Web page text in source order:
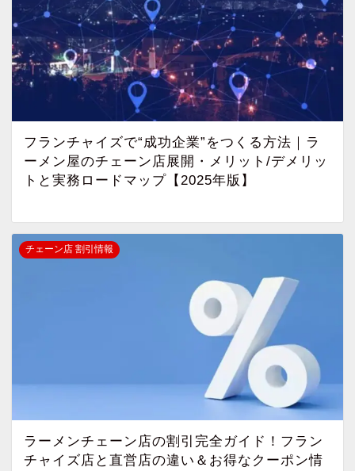
フランチャイズで“成功企業”をつくる方法｜ラ
ーメン屋のチェーン店展開・メリット/デメリッ
トと実務ロードマップ【2025年版】
チェーン店 割引情報
ラーメンチェーン店の割引完全ガイド！フラン
チャイズ店と直営店の違い＆お得なクーポン情